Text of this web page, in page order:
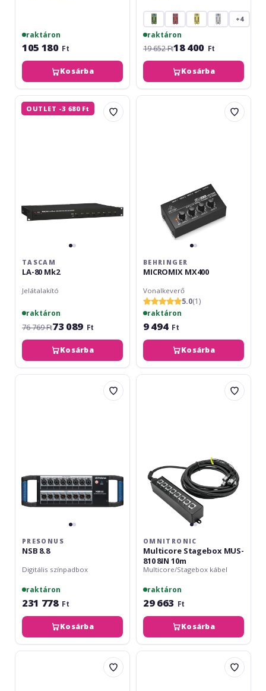
raktáron
105 180 Ft
Kosárba
+4
raktáron
19 652 Ft18 400 Ft
Kosárba
Tascam
LA-OUTLET -3 680 Ft
TASCAM
LA-80 Mk2
Jelátalakító
raktáron
76 769 Ft73 089 Ft
Kosárba
Behringer
BEHRINGER
MICROMIX MX400
Vonalkeverő
5.0(1)
raktáron
9 494 Ft
Kosárba
Presonus
PRESONUS
NSB 8.8
Digitális színpadbox
raktáron
231 778 Ft
Kosárba
Omnitronic
OMNITRONIC
Multicore Stagebox MUS-
810 8IN 10m
Multicore/Stagebox kábel
raktáron
29 663 Ft
Kosárba
Studiomaster
XVive